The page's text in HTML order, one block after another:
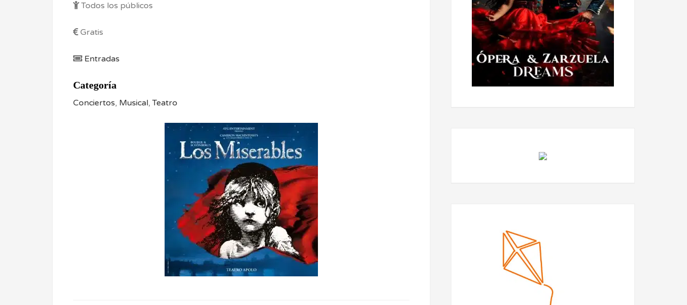
Todos los públicos
Gratis
Entradas
Categoría
Conciertos, Musical,Teatro